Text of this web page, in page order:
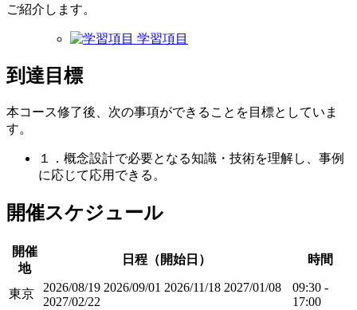
ご紹介します。
学習項目
到達目標
本コース修了後、次の事項ができることを目標としていま
す。
１．概念設計で必要となる知識・技術を理解し、事例
に応じて応用できる。
開催スケジュール
開催
地
日程（開始日） 時間
東京 2026/08/19 2026/09/01 2026/11/18 2027/01/08
2027/02/22
09:30 -
17:00